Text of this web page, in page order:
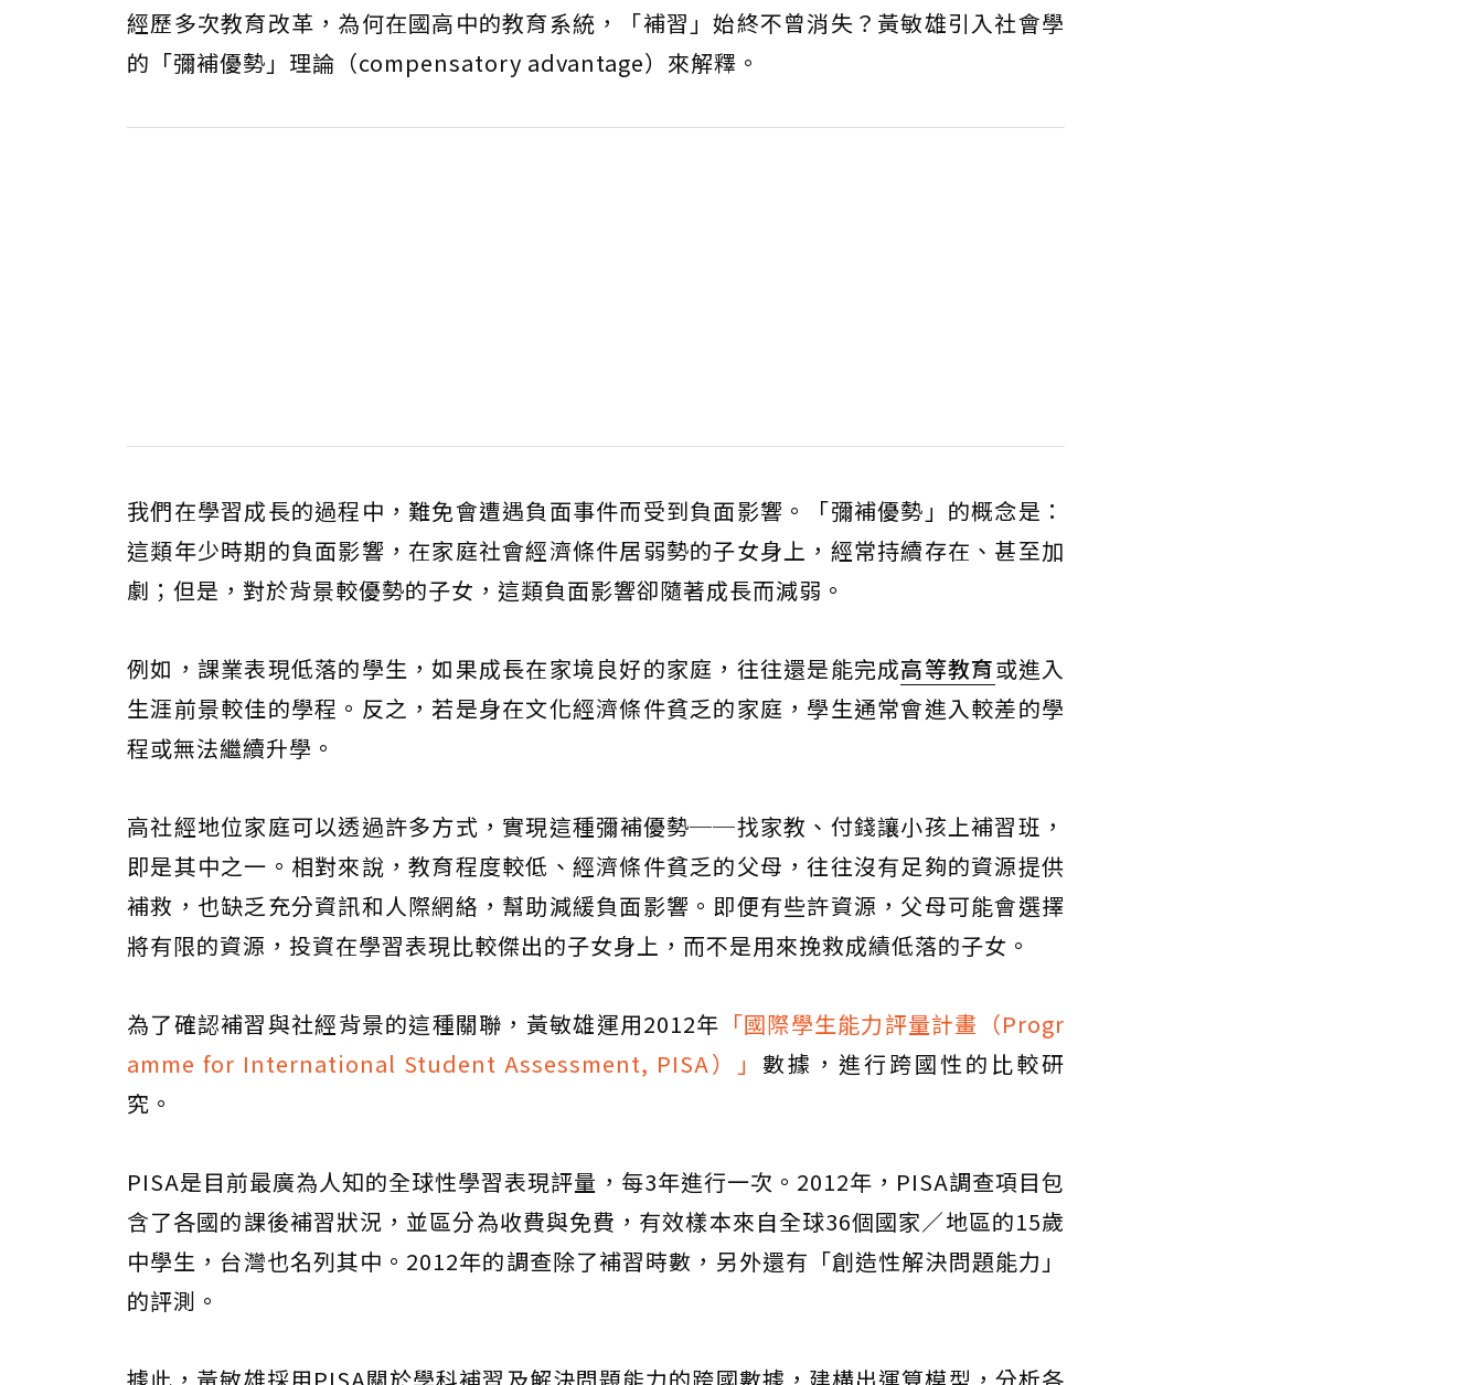
經歷多次教育改革，為何在國高中的教育系統，「補習」始終不曾消失？黃敏雄引入社會學
的「彌補優勢」理論（compensatory advantage）來解釋。
我們在學習成長的過程中，難免會遭遇負面事件而受到負面影響。「彌補優勢」的概念是：
這類年少時期的負面影響，在家庭社會經濟條件居弱勢的子女身上，經常持續存在、甚至加
劇；但是，對於背景較優勢的子女，這類負面影響卻隨著成長而減弱。
例如，課業表現低落的學生，如果成長在家境良好的家庭，往往還是能完成高等教育或進入
生涯前景較佳的學程。反之，若是身在文化經濟條件貧乏的家庭，學生通常會進入較差的學
程或無法繼續升學。
高社經地位家庭可以透過許多方式，實現這種彌補優勢──找家教、付錢讓小孩上補習班，
即是其中之一。相對來說，教育程度較低、經濟條件貧乏的父母，往往沒有足夠的資源提供
補救，也缺乏充分資訊和人際網絡，幫助減緩負面影響。即便有些許資源，父母可能會選擇
將有限的資源，投資在學習表現比較傑出的子女身上，而不是用來挽救成績低落的子女。
為了確認補習與社經背景的這種關聯，黃敏雄運用2012年 「國際學生能力評量計畫（Progr
amme for International Student Assessment, PISA）」 數據，進行跨國性的比較研
究。
PISA是目前最廣為人知的全球性學習表現評量，每3年進行一次。2012年，PISA調查項目包
含了各國的課後補習狀況，並區分為收費與免費，有效樣本來自全球36個國家／地區的15歲
中學生，台灣也名列其中。2012年的調查除了補習時數，另外還有「創造性解決問題能力」
的評測。